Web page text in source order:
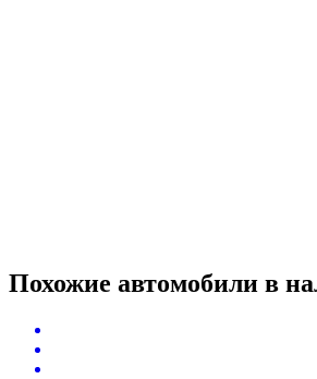
Похожие автомобили в